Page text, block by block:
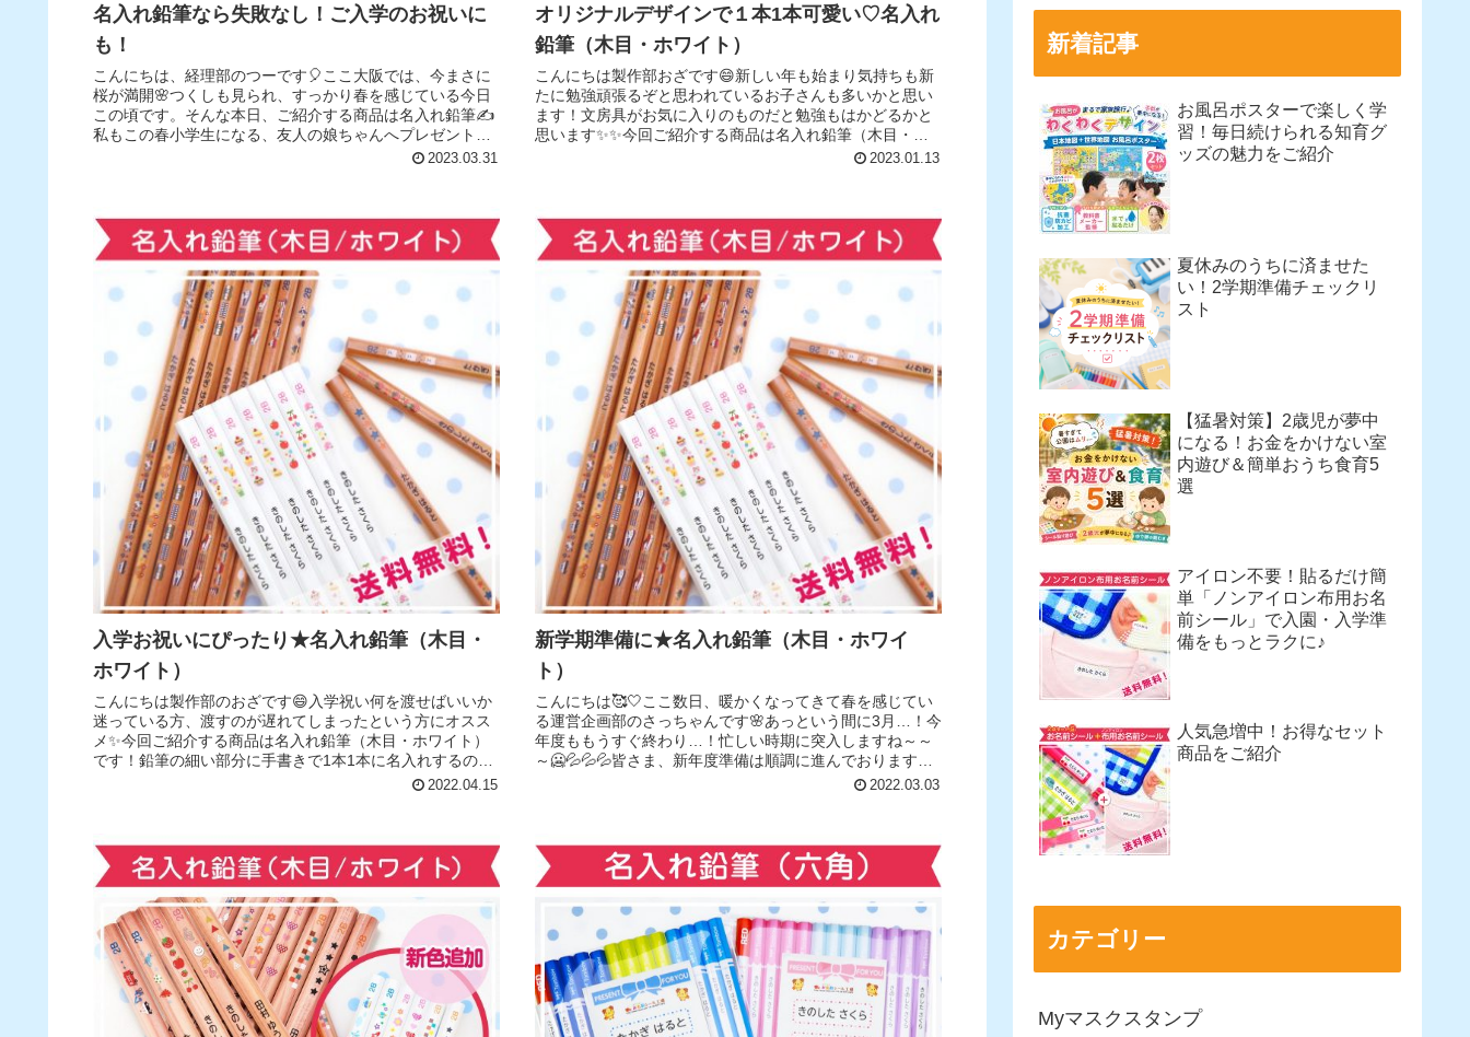
名入れ鉛筆なら失敗なし！ご入学のお祝いに
も！
こんにちは、経理部のつーです🎈ここ大阪では、今まさに
桜が満開🌸つくしも見られ、すっかり春を感じている今日
この頃です。そんな本日、ご紹介する商品は名入れ鉛筆✍
私もこの春小学生になる、友人の娘ちゃんへプレゼント予
2023.03.31
オリジナルデザインで１本1本可愛い♡名入れ
鉛筆（木目・ホワイト）
こんにちは製作部おざです😄新しい年も始まり気持ちも新
たに勉強頑張るぞと思われているお子さんも多いかと思い
ます！文房具がお気に入りのものだと勉強もはかどるかと
思います✨✨今回ご紹介する商品は名入れ鉛筆（木目・ホ
2023.01.13
入学お祝いにぴったり★名入れ鉛筆（木目・
ホワイト）
こんにちは製作部のおざです😄入学祝い何を渡せばいいか
迷っている方、渡すのが遅れてしまったという方にオスス
メ✨今回ご紹介する商品は名入れ鉛筆（木目・ホワイト）
です！鉛筆の細い部分に手書きで1本1本に名入れするのは
2022.04.15
新学期準備に★名入れ鉛筆（木目・ホワイ
ト）
こんにちは🥰🤍ここ数日、暖かくなってきて春を感じてい
る運営企画部のさっちゃんです🌸あっという間に3月…！今
年度ももうすぐ終わり…！忙しい時期に突入しますね～～
～🥶💦💦💦皆さま、新年度準備は順調に進んでおりますで
2022.03.03
新着記事
お風呂ポスターで楽しく学
習！毎日続けられる知育グ
ッズの魅力をご紹介
夏休みのうちに済ませた
い！2学期準備チェックリ
スト
【猛暑対策】2歳児が夢中
になる！お金をかけない室
内遊び＆簡単おうち食育5
選
アイロン不要！貼るだけ簡
単「ノンアイロン布用お名
前シール」で入園・入学準
備をもっとラクに♪
人気急増中！お得なセット
商品をご紹介
カテゴリー
Myマスクスタンプ